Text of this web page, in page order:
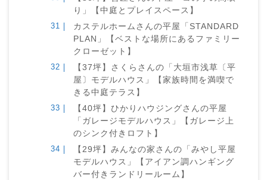
り」【中庭とプレイスペース】
カステルホームさんの平屋「STANDARD
PLAN」【ベストな場所にあるファミリー
クローゼット】
【37坪】さくらさんの「大垣市浅草〔平
屋〕モデルハウス」【家族時間を満喫で
きる中庭テラス】
【40坪】ひかりハウジングさんの平屋
「ガレージモデルハウス」【ガレージ上
のシンク付きロフト】
【29坪】みんなの家さんの「みやし平屋
モデルハウス」【アイアン調ハンギング
バー付きランドリールーム】